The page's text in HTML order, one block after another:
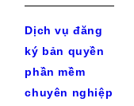
Dịch vụ đăng
ký bản quyền
phần mềm
chuyên nghiệp